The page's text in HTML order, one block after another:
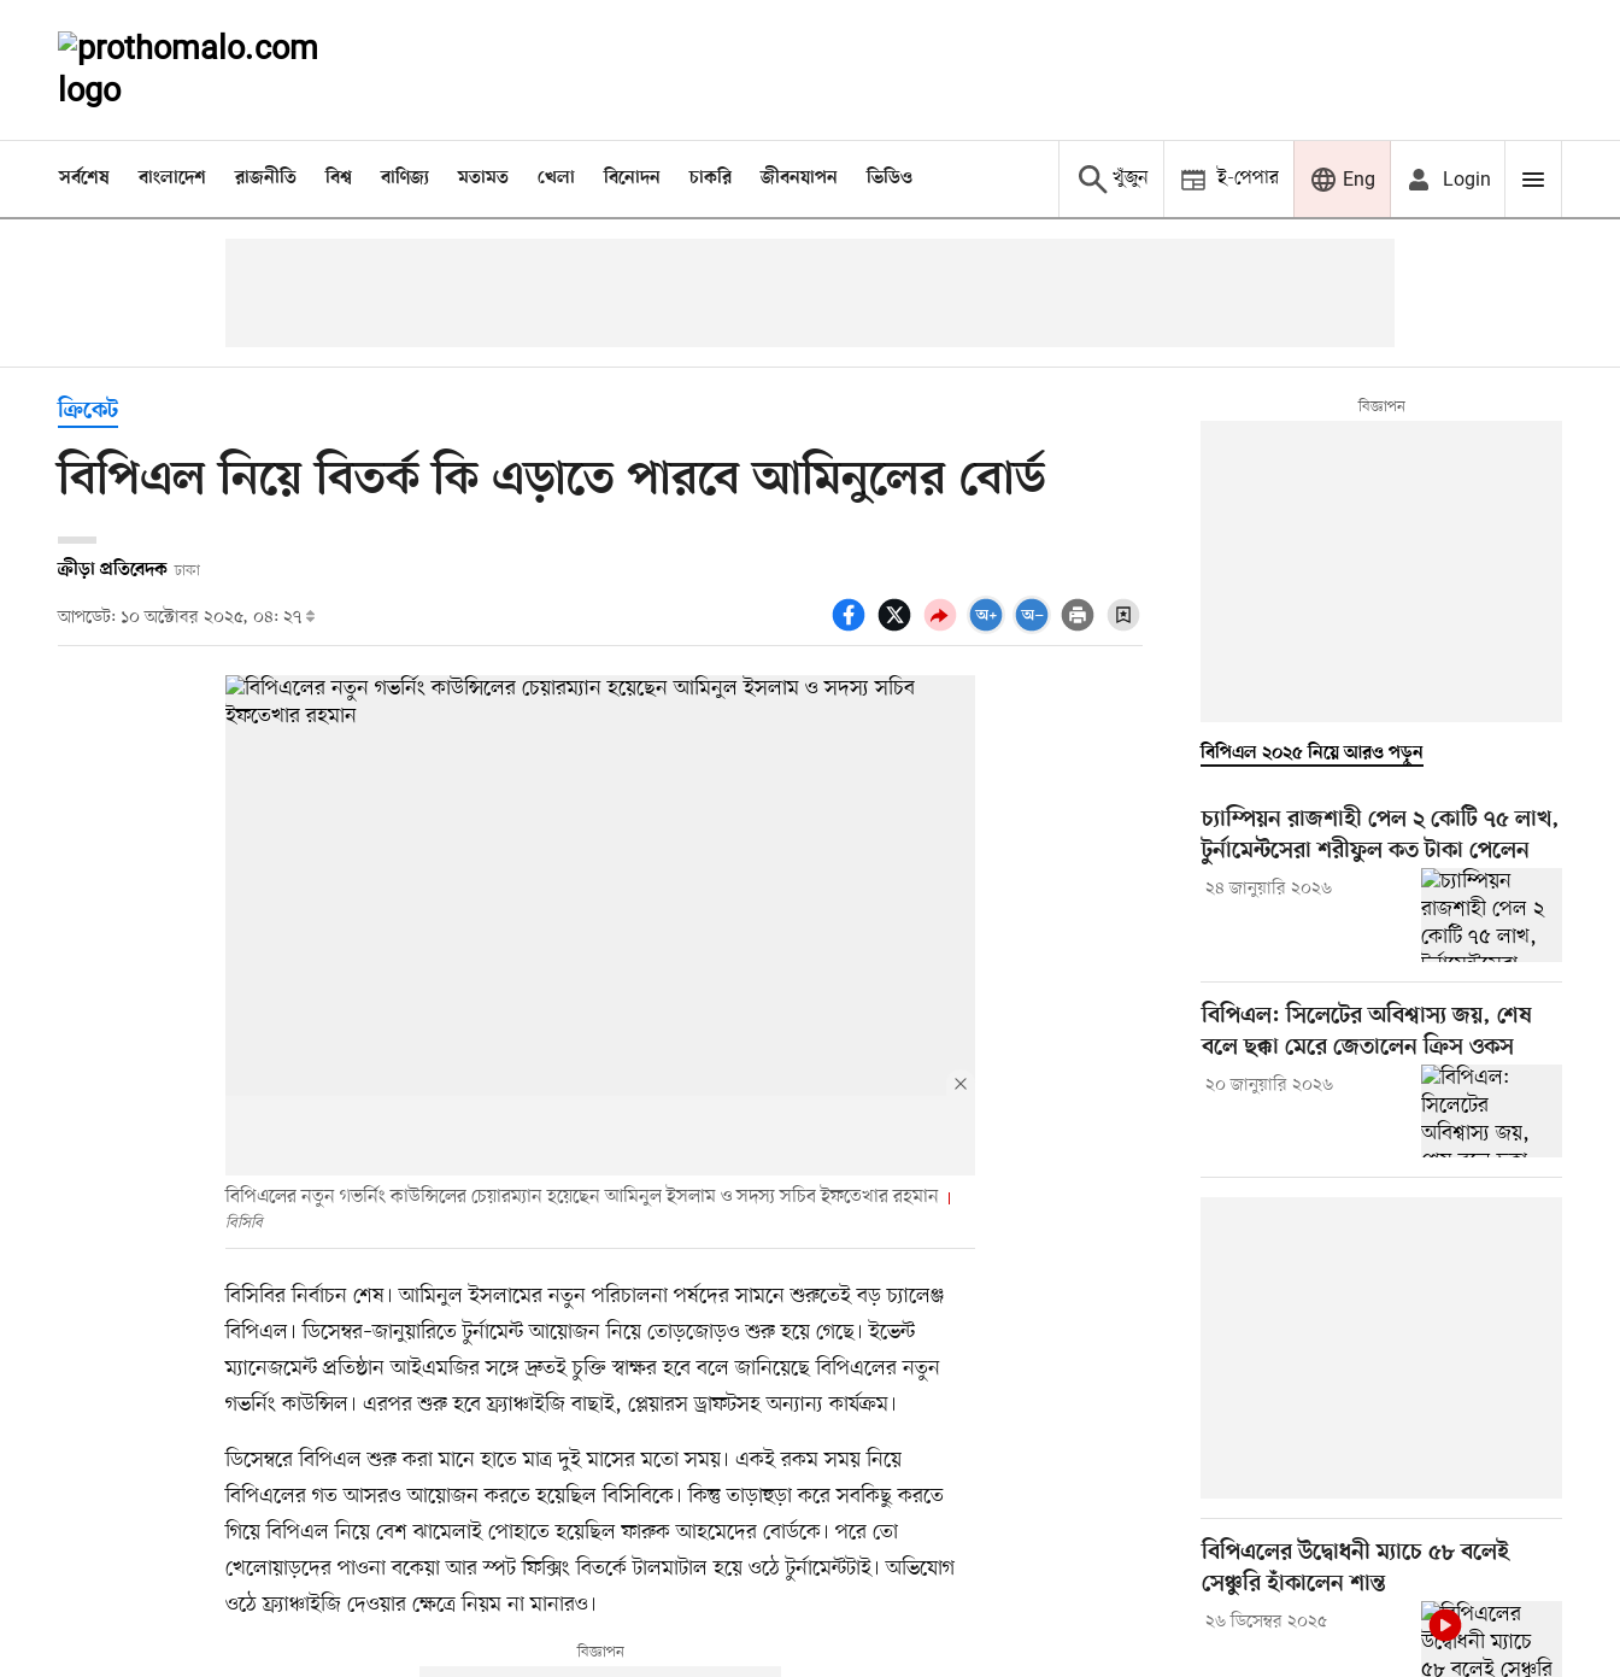
সর্বশেষ বাংলাদেশ রাজনীতি বিশ্ব বাণিজ্য মতামত খেলা বিনোদন চাকরি জীবনযাপন ভিডিও খুঁজুন ই-পেপার Eng Login
ক্রিকেট
বিপিএল নিয়ে বিতর্ক কি এড়াতে পারবে আমিনুলের বোর্ড
ক্রীড়া প্রতিবেদক ঢাকা
আপডেট: ১০ অক্টোবর ২০২৫, ০৪: ২৭
বিপিএলের নতুন গভর্নিং কাউন্সিলের চেয়ারম্যান হয়েছেন আমিনুল ইসলাম ও সদস্য সচিব ইফতেখার রহমান
বিসিবি
বিসিবির নির্বাচন শেষ। আমিনুল ইসলামের নতুন পরিচালনা পর্ষদের সামনে শুরুতেই বড় চ্যালেঞ্জ
বিপিএল। ডিসেম্বর–জানুয়ারিতে টুর্নামেন্ট আয়োজন নিয়ে তোড়জোড়ও শুরু হয়ে গেছে। ইভেন্ট
ম্যানেজমেন্ট প্রতিষ্ঠান আইএমজির সঙ্গে দ্রুতই চুক্তি স্বাক্ষর হবে বলে জানিয়েছে বিপিএলের নতুন
গভর্নিং কাউন্সিল। এরপর শুরু হবে ফ্র্যাঞ্চাইজি বাছাই, প্লেয়ারস ড্রাফটসহ অন্যান্য কার্যক্রম।
ডিসেম্বরে বিপিএল শুরু করা মানে হাতে মাত্র দুই মাসের মতো সময়। একই রকম সময় নিয়ে
বিপিএলের গত আসরও আয়োজন করতে হয়েছিল বিসিবিকে। কিন্তু তাড়াহুড়া করে সবকিছু করতে
গিয়ে বিপিএল নিয়ে বেশ ঝামেলাই পোহাতে হয়েছিল ফারুক আহমেদের বোর্ডকে। পরে তো
খেলোয়াড়দের পাওনা বকেয়া আর স্পট ফিক্সিং বিতর্কে টালমাটাল হয়ে ওঠে টুর্নামেন্টটাই। অভিযোগ
ওঠে ফ্র্যাঞ্চাইজি দেওয়ার ক্ষেত্রে নিয়ম না মানারও।
বিপিএল ২০২৫ নিয়ে আরও পড়ুন
চ্যাম্পিয়ন রাজশাহী পেল ২ কোটি ৭৫ লাখ,
টুর্নামেন্টসেরা শরীফুল কত টাকা পেলেন
২৪ জানুয়ারি ২০২৬
বিপিএল: সিলেটের অবিশ্বাস্য জয়, শেষ
বলে ছক্কা মেরে জেতালেন ক্রিস ওকস
২০ জানুয়ারি ২০২৬
বিপিএলের উদ্বোধনী ম্যাচে ৫৮ বলেই
সেঞ্চুরি হাঁকালেন শান্ত
২৬ ডিসেম্বর ২০২৫